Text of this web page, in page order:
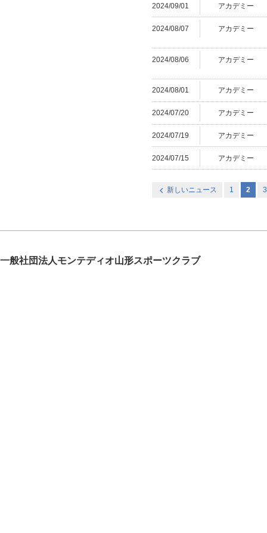
2024/09/01 アカデミー
2024/08/07 アカデミー
2024/08/06 アカデミー
2024/08/01 アカデミー
2024/07/20 アカデミー
2024/07/19 アカデミー
2024/07/15 アカデミー
新しいニュース 1 2 3
一般社団法人モンテディオ山形スポーツクラブ